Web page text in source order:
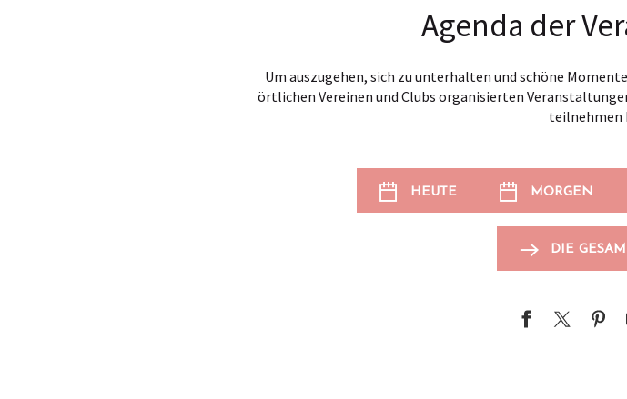
Agenda der
Um auszugehen, sich zu unterhalten und schöne
örtlichen Vereinen und Clubs organisierten
teilnehmen
HEUTE MORGEN
DIE